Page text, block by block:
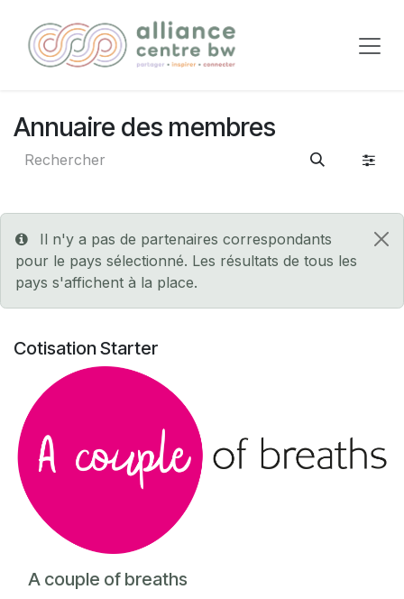
Annuaire des membres
Il n'y a pas de partenaires correspondants
pour le pays sélectionné. Les résultats de tous les
pays s'affichent à la place.
Cotisation Starter
A couple of breaths